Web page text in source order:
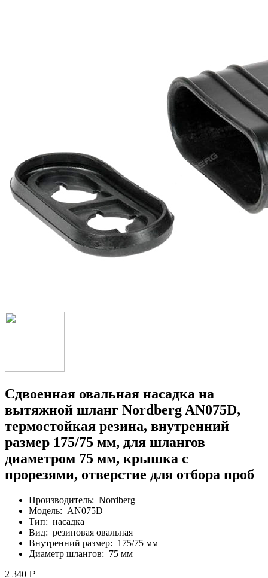
Сдвоенная овальная насадка на
вытяжной шланг Nordberg AN075D,
термостойкая резина, внутренний
размер 175/75 мм, для шлангов
диаметром 75 мм, крышка с
прорезями, отверстие для отбора проб
Производитель: Nordberg
Модель: AN075D
Тип: насадка
Вид: резиновая овальная
Внутренний размер: 175/75 мм
Диаметр шлангов: 75 мм
2 340 Р